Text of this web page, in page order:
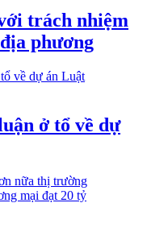
trách nhiệm
phương
ở tổ về dự